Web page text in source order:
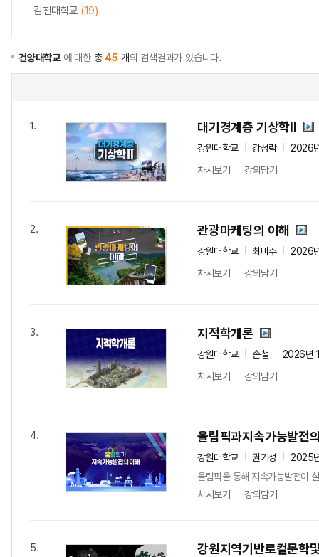
김천대학교 (19)
건양대학교 에 대한 총 45 개의 검색결과가 있습니다.
1. 대기경계층 기상학II
강원대학교 강성락
2026
차시보기
강의담기
2. 관광마케팅의 이해
강원대학교 최미주
2026
차시보기
강의담기
3. 지적학개론
강원대학교 손철
2026년
차시보기
강의담기
4. 올림픽과지속가능발전
강원대학교 권기성
2025
올림픽을 통해 지속가능발전이
차시보기
강의담기
5. 강원지역기반로컬문학